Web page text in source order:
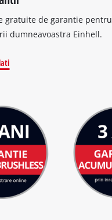
gratuite de garantie pentru
dumneavoastra Einhell.